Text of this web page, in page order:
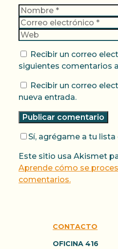
Nombre
Recibir un correo
siguientes comentarios
Recibir un correo
nueva entrada.
Sí, agrégame a tu lista
Este sitio usa Akismet
Aprende cómo se
comentarios.
CONTACTO
OFICINA 416